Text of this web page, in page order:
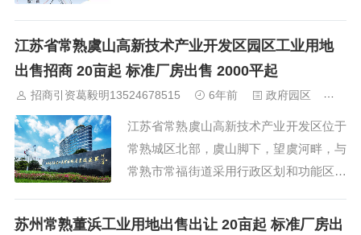
目计划书 评估项目可行性13524678515
微信同号 新兴产业、高税收、人才项
目、外资、上市公司、专...
江苏省常熟虞山高新技术产业开发区园区工业用地
出售招商 20亩起 标准厂房出售 2000平起
招商引资葛毅明13524678515 6年前 政府园区
江苏省常熟虞山高新技术产业开发区位于
常熟城区北部，虞山脚下，望虞河畔，与
常熟市常福街道采用行政区划和功能区划
积86.6平方公里，常住人口24.3万人。虞
苏州常熟董浜工业用地出售出让 20亩起 标准厂房出